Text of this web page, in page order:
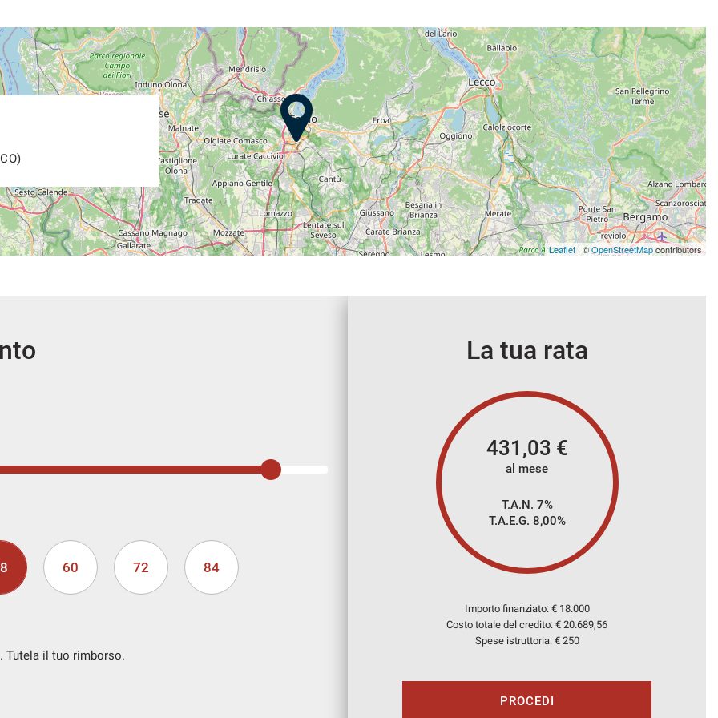
ANNUNCIO sono state compilate con cura affinché
Leaflet | ©OpenStreetMapcontributors
60 72 84
Tutela il tuo rimborso.
La tua rata
431,03 €
al mese
T.A.N. 7%
T.A.E.G. 8,00%
Importo finanziato: € 18.000
Costo totale del credito: €20.689,56
Spese istruttoria: € 250
PROCEDI